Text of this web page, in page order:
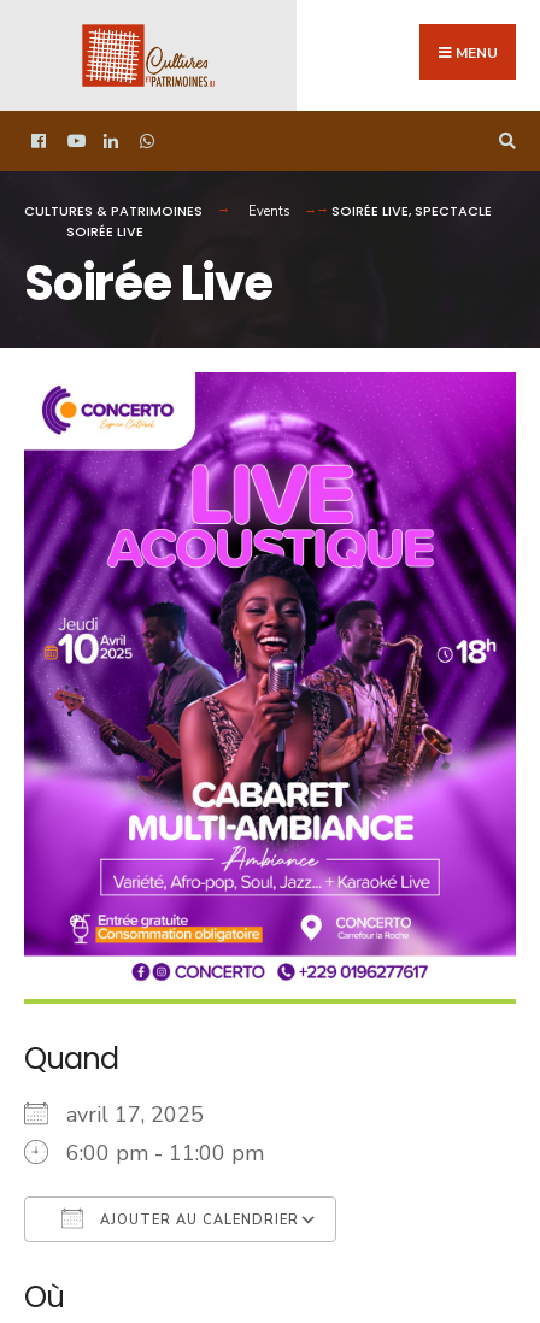
MENU
CULTURES & PATRIMOINES Events SOIRÉE LIVE,SPECTACLE
SOIRÉE LIVE
Soirée Live
Quand
avril 17, 2025
6:00 pm - 11:00 pm
AJOUTER AU CALENDRIER
Où